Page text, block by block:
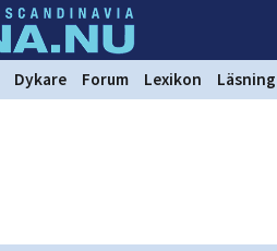
Dykare Forum Lexikon Läsning